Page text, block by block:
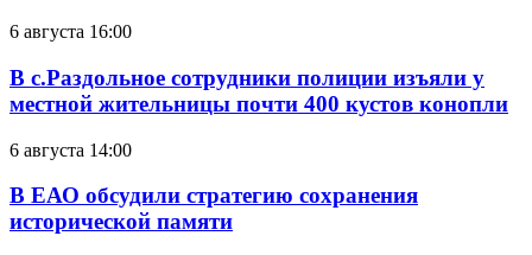
6 августа 16:00
В с.Раздольное сотрудники полиции изъяли у
местной жительницы почти 400 кустов конопли
6 августа 14:00
В ЕАО обсудили стратегию сохранения
исторической памяти